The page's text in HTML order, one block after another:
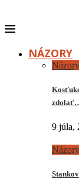
NÁZORY
Názory
9 júla,
Názory